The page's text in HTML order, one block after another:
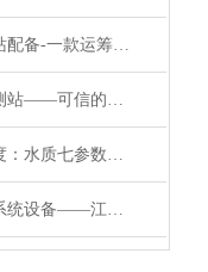
高中校园气象站配备-一款运筹帷幄的校园小型气象站实施方案#2023已更新
超声波气象监测站——可信的超声波气象站：打破气象监测的次元壁
智监碧水七维度：水质七参数在线监测系统守护生态新常态
在线水质监测系统设备——江河湖海的 “健康管家”：水质自动监测站系统